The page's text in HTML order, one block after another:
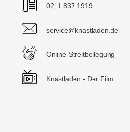
0211 837 1919
service@knastladen.de
Online-Streitbeilegung
Knastladen - Der Film